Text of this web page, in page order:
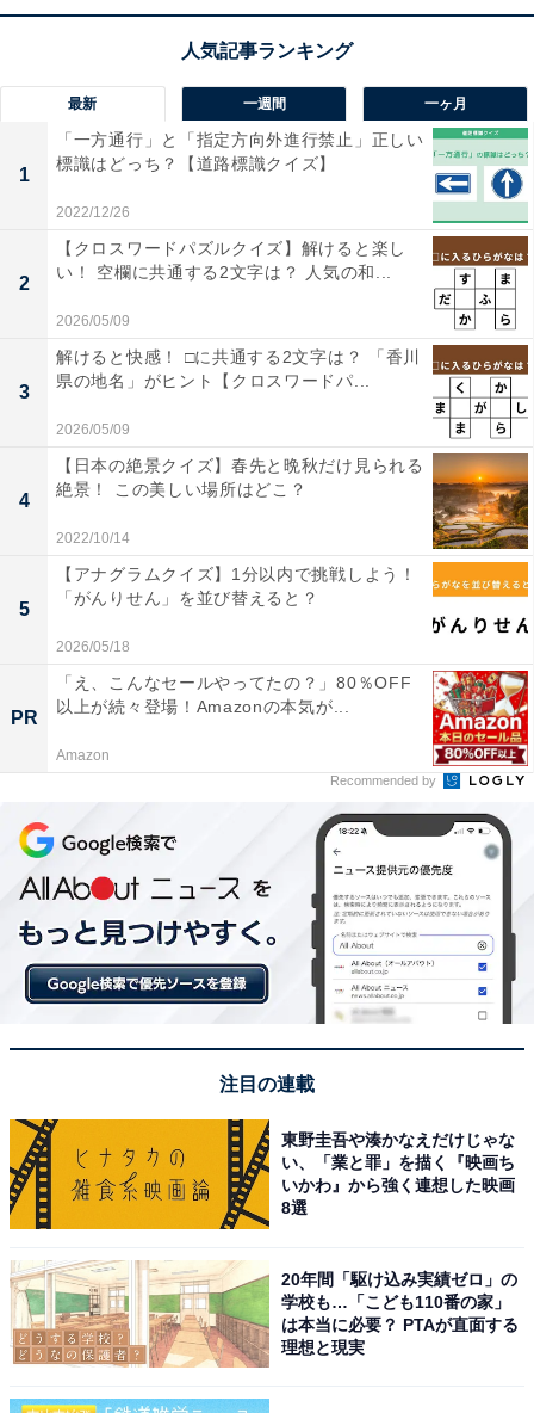
こちらもおすすめ
【アナグラムクイズ】1分以内で挑戦しよう！
「ば ん し ろ う」を並び替えると？
2
最新 一週間 一ヶ月
1
「一方通行」と「指定方向外進行禁止」正しい
標識はどっち？【道路標識クイズ】
2022/12/26
2
【クロスワードパズルクイズ】解けると楽し
い！ 空欄に共通する2文字は？ 人気の和...
2026/05/09
3
解けると快感！ □に共通する2文字は？ 「香川
県の地名」がヒント【クロスワードパ...
2026/05/09
4
【日本の絶景クイズ】春先と晩秋だけ見られる
絶景！ この美しい場所はどこ？
2022/10/14
5
【アナグラムクイズ】1分以内で挑戦しよう！
「がんりせん」を並び替えると？
2026/05/18
PR
「え、こんなセールやってたの？」80％OFF
以上が続々登場！Amazonの本気が...
Amazon
Recommended by
注目の連載
東野圭吾や湊かなえだけじゃな
い、「業と罪」を描く『映画ち
いかわ』から強く連想した映画
8選
20年間「駆け込み実績ゼロ」の
学校も…「こども110番の家」
は本当に必要？ PTAが直面する
理想と現実